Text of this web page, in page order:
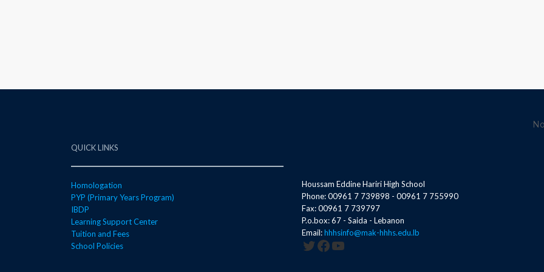
QUICK LINKS
Homologation
PYP (Primary Years Program)
IBDP
Learning Support Center
Tuition and Fees
School Policies
Houssam Eddine Hariri High School
Phone: 00961 7 739898 - 00961 7 755990
Fax: 00961 7 739797
P.o.box: 67 - Saida - Lebanon
Email:hhhsinfo@mak-hhhs.edu.lb
Twitter
Facebook
YouTube